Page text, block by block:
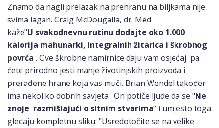
Znamo da nagli prelazak na prehranu na biljkama nije
svima lagan. Craig McDougalla, dr. Med
kaže"U svakodnevnu rutinu dodajte oko 1.000
kalorija mahunarki, integralnih žitarica i škrobnog
povrća . Ove škrobne namirnice daju vam osjećaj pa
ćete prirodno jesti manje životinjskih proizvoda i
prerađene hrane koja vas muči. Brian Wendel također
ima nekoliko dobrih savjeta . On potiče ljude da se "Ne
znoje razmišlajući o sitnim stvarima" i umjesto toga
gledaju kompletnu sliku: "Usredotočite se na velike